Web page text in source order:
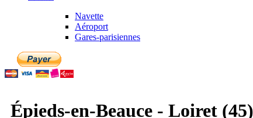
Navette
Aéroport
Gares-parisiennes
Épieds-en-Beauce - Loiret